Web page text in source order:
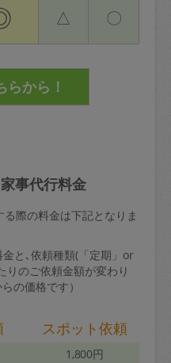
△ 〇
事代行料金
際の料金は下記となりま
と､依頼種類(「定期」or
りのご依頼金額が変わり
の価格です）
スポット依頼
1,800円